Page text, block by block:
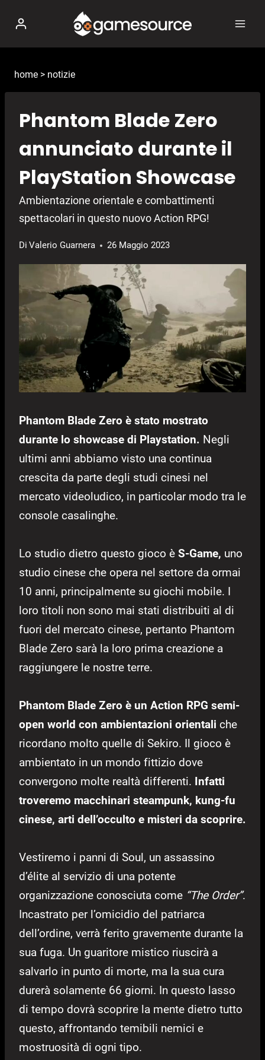
contenuto
home > notizie
Phantom Blade Zero
annunciato durante il
PlayStation Showcase
Ambientazione orientale e combattimenti
spettacolari in questo nuovo Action RPG!
Di Valerio Guarnera 26 Maggio 2023
Phantom Blade Zero è stato mostrato
durante lo showcase di Playstation. Negli
ultimi anni abbiamo visto una continua
crescita da parte degli studi cinesi nel
mercato videoludico, in particolar modo tra le
console casalinghe.
Lo studio dietro questo gioco è S-Game, uno
studio cinese che opera nel settore da ormai
10 anni, principalmente su giochi mobile. I
loro titoli non sono mai stati distribuiti al di
fuori del mercato cinese, pertanto Phantom
Blade Zero sarà la loro prima creazione a
raggiungere le nostre terre.
Phantom Blade Zero è un Action RPG semi-
open world con ambientazioni orientali che
ricordano molto quelle di Sekiro. Il gioco è
ambientato in un mondo fittizio dove
convergono molte realtà differenti. Infatti
troveremo macchinari steampunk, kung-fu
cinese, arti dell’occulto e misteri da scoprire.
Vestiremo i panni di Soul, un assassino
d’élite al servizio di una potente
organizzazione conosciuta come “The Order”.
Incastrato per l’omicidio del patriarca
dell’ordine, verrà ferito gravemente durante la
sua fuga. Un guaritore mistico riuscirà a
salvarlo in punto di morte, ma la sua cura
durerà solamente 66 giorni. In questo lasso
di tempo dovrà scoprire la mente dietro tutto
questo, affrontando temibili nemici e
mostruosità di ogni tipo.